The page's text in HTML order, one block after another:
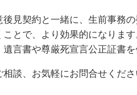
後見契約と一緒に、生前事務
ことで、より効果的になりま
遺言書や尊厳死宣言公正証書
相談、お気軽にお問合せくださ